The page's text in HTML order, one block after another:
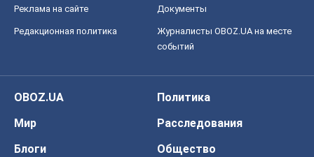
Реклама на сайте Документы
Редакционная политика
Журналисты OBOZ.UA на месте
событий
OBOZ.UA
Политика
Мир
Расследования
Блоги
Общество